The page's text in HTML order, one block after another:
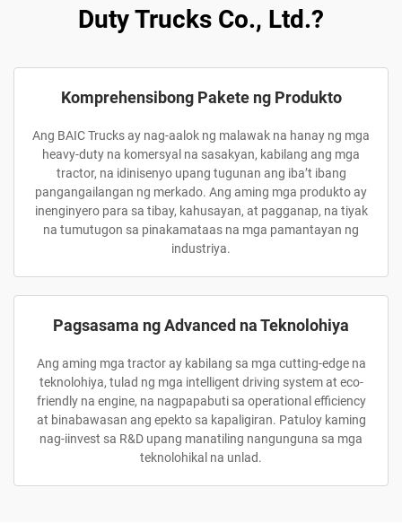
Duty Trucks Co., Ltd.?
Komprehensibong Pakete ng Produkto
Ang BAIC Trucks ay nag-aalok ng malawak na hanay ng mga
heavy-duty na komersyal na sasakyan, kabilang ang mga
tractor, na idinisenyo upang tugunan ang iba’t ibang
pangangailangan ng merkado. Ang aming mga produkto ay
inenginyero para sa tibay, kahusayan, at pagganap, na tiyak
na tumutugon sa pinakamataas na mga pamantayan ng
industriya.
Pagsasama ng Advanced na Teknolohiya
Ang aming mga tractor ay kabilang sa mga cutting-edge na
teknolohiya, tulad ng mga intelligent driving system at eco-
friendly na engine, na nagpapabuti sa operational efficiency
at binabawasan ang epekto sa kapaligiran. Patuloy kaming
nag-iinvest sa R&D upang manatiling nangunguna sa mga
teknolohikal na unlad.